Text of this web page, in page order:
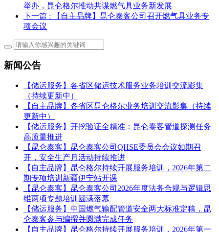
举办，昆仑格尔推动共谋燃气具业务新发展
下一篇 : 【自主品牌】昆仑泰客公司召开燃气具业务专
项会议
新闻公告
【储运服务】各省区储运技术服务业务培训交流影集
（持续更新中）
【自主品牌】各省区昆仑格尔业务培训交流影集（持续
更新中）
【储运服务】开挖验证全精准：昆仑泰客管道探测任务
高质量推进
【昆仑泰客】昆仑泰客公司QHSE委员会会议如期召
开，安全生产月活动持续推进
【自主品牌】昆仑格尔持续开展服务培训，2026年第二
期专项培训新疆伊宁站开课
【昆仑泰客】昆仑泰客公司2026年度法务合规与逻辑思
维两项专题培训圆满落幕
【储运服务】中国燃气输配管道安全两大标准定稿，昆
仑泰客参与编撰并圆满完成任务
【自主品牌】昆仑格尔持续开展服务培训，2026年第一